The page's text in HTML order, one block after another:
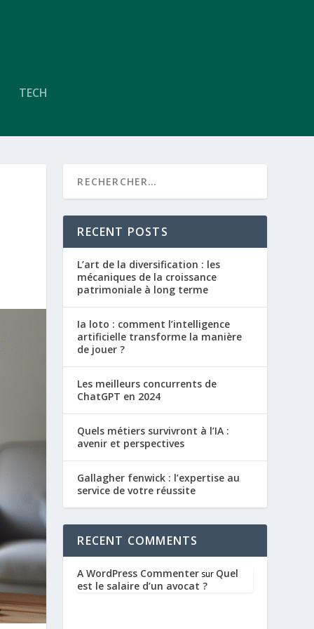
TECH
RECENT POSTS
L’art de la diversification : les
mécaniques de la croissance
patrimoniale à long terme
Ia loto : comment l’intelligence
artificielle transforme la manière
de jouer ?
Les meilleurs concurrents de
ChatGPT en 2024
Quels métiers survivront à l’IA :
avenir et perspectives
Gallagher fenwick : l’expertise au
service de votre réussite
RECENT COMMENTS
A WordPress Commenter sur Quel
est le salaire d’un avocat ?